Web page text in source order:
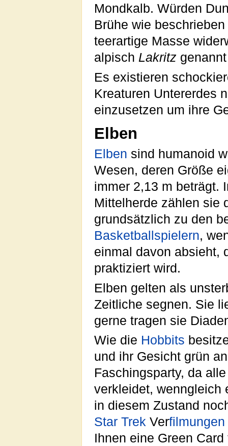
Mondkalb. Würden
Brühe wie
teerartige Masse
alpisch Lakritz
Es existieren
Kreaturen Untererdes
einzusetzen um ihre
Elben
Elben sind humanoid
Wesen, deren Größe
immer 2,13 m beträgt.
Mittelherde zählen sie
grundsätzlich zu den
Basketball spielern,
einmal davon absieht,
praktiziert wird.
Elben gelten als
Zeitliche segnen. Sie
gerne tragen sie
Wie die Hobbits
und ihr Gesicht grün
Faschingsparty, da
verkleidet, wenngleich
in diesem Zustand
Star Trek Verfilmungen
Ihnen eine Green